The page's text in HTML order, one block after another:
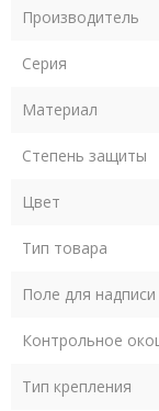
Производитель
Серия
Материал
Степень защиты
Цвет
Тип товара
Поле для надписи
Контрольное
Тип крепления